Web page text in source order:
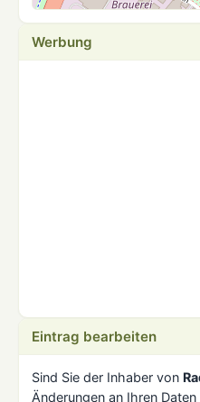
Werbung
Eintrag bearbeiten
Sind Sie der Inhaber von
Änderungen an Ihren Daten